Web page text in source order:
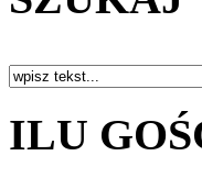
ILU